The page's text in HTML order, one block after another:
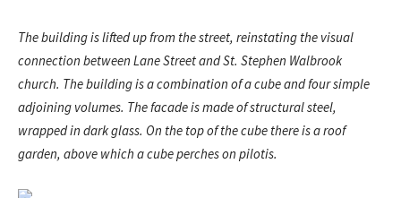
The building is lifted up from the street, reinstating the visual
connection between Lane Street and St. Stephen Walbrook
church. The building is a combination of a cube and four simple
adjoining volumes. The facade is made of structural steel,
wrapped in dark glass. On the top of the cube there is a roof
garden, above which a cube perches on pilotis.